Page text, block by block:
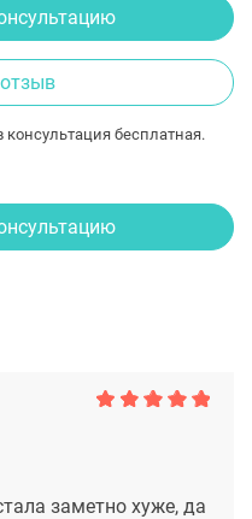
консультация бесплатная.
заметно хуже, да